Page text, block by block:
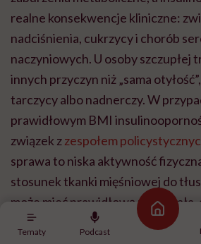
Tematy Podcast
Strona
realne konsekwencje kliniczne:
nadciśnienia, cukrzycy i chorób
naczyniowych. U osoby szczupłej
innych przyczyn niż „sama
tarczycy albo nadnerczy. W
prawidłowym BMI
związek zzespołem
sprawa to niska aktywność
stosunek tkanki mięśniowej do
może mieć prawidłową masę
tkanki tłuszczowej trzewnej w